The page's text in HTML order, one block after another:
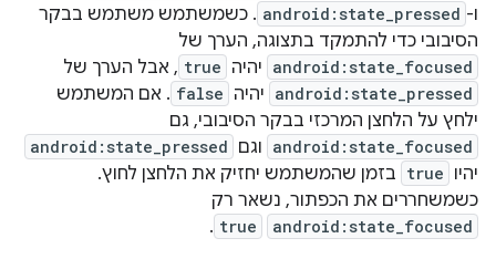
ו- android:state_pressed . כשמשתמש משתמש בבקר
הסיבובי כדי להתמקד בתצוגה, הערך של
android:state_focused יהיה true , אבל הערך של
android:state_pressed יהיה false . אם המשתמש
ילחץ על הלחצן המרכזי בבקר הסיבובי, גם
android:state_focused וגם android:state_pressed
יהיו true בזמן שהמשתמש יחזיק את הלחצן לחוץ.
כשמשחררים את הכפתור, נשאר רק
android:state_focused
true
.